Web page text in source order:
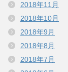
2018年11月
2018年10月
2018年9月
2018年8月
2018年7月